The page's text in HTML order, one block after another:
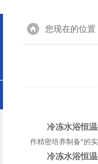
您现在的位置
冷冻水浴恒
作精密培养制备*的
冷冻水浴恒